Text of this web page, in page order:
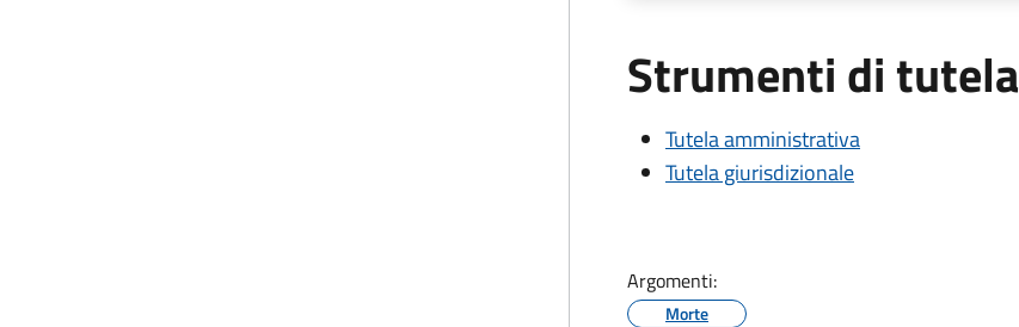
Strumenti di tutela
Tutela amministrativa
Tutela giurisdizionale
Argomenti:
Morte